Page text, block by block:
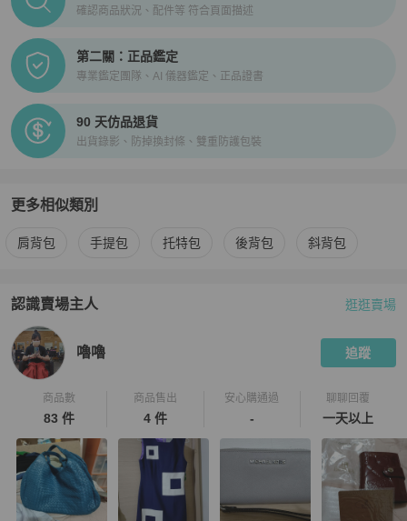
確認商品狀況、配件等 符合頁面描述
第二關：正品鑑定
專業鑑定團隊、AI 儀器鑑定、正品證書
90 天仿品退貨
出貨錄影、防掉換封條、雙重防護包裝
更多相似類別
更多Bottega Veneta 相似商品推薦
肩背包 手提包 托特包 後背包 斜背包
認識賣場主人
PopChill 拍拍圈嚴選賣家
逛逛賣場
嚕嚕 追蹤
商品數
83 件
商品售出
4 件
安心購通過
-
聊聊回覆
一天以上